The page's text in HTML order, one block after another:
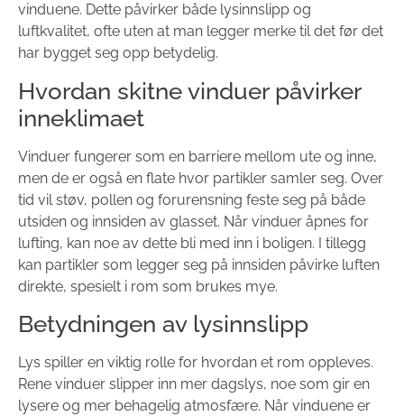
vinduene. Dette påvirker både lysinnslipp og
luftkvalitet, ofte uten at man legger merke til det før det
har bygget seg opp betydelig.
Hvordan skitne vinduer påvirker
inneklimaet
Vinduer fungerer som en barriere mellom ute og inne,
men de er også en flate hvor partikler samler seg. Over
tid vil støv, pollen og forurensning feste seg på både
utsiden og innsiden av glasset. Når vinduer åpnes for
lufting, kan noe av dette bli med inn i boligen. I tillegg
kan partikler som legger seg på innsiden påvirke luften
direkte, spesielt i rom som brukes mye.
Betydningen av lysinnslipp
Lys spiller en viktig rolle for hvordan et rom oppleves.
Rene vinduer slipper inn mer dagslys, noe som gir en
lysere og mer behagelig atmosfære. Når vinduene er